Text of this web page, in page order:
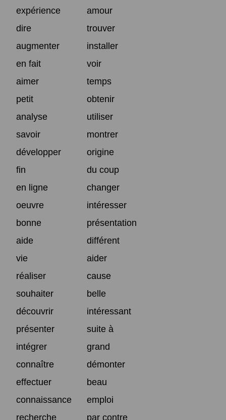
expérience
amour
dire
trouver
augmenter
installer
en fait
voir
aimer
temps
petit
obtenir
analyse
utiliser
savoir
montrer
développer
origine
fin
du coup
en ligne
changer
oeuvre
intéresser
bonne
présentation
aide
différent
vie
aider
réaliser
cause
souhaiter
belle
découvrir
intéressant
présenter
suite à
intégrer
grand
connaître
démonter
effectuer
beau
connaissance
emploi
recherche
par contre